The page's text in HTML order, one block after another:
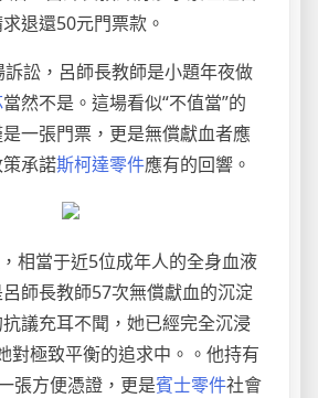
退還50元門票款。
訟，呂師長教師是小題年夜做
當然不是。這場看似“不值當”的
一張門票，更是無償獻血者應
承諾斯柯達零件應有的回響。
相當于近5位成年人的全身血液
師長教師57次無償獻血的沉淀
議充耳不聞，她已經完全沉浸
對極致平衡的追求中。。他持有
張方便憑證，更是賓士零件社會